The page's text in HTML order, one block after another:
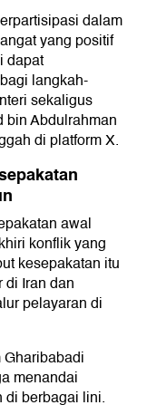
dalam
yang positif
dapat
langkah-
sekaligus
bin Abdulrahman
di platform X.
awal
konflik yang
kesepakatan itu
Iran dan
pelayaran di
menandai
di berbagai lini.